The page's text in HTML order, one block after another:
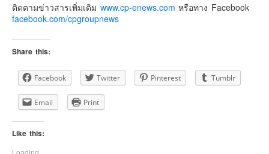
ติดตามข่าวสารเพิ่มเติม www.cp-enews.com หรือทาง Facebook
facebook.com/cpgroupnews
Share this:
Facebook Twitter Pinterest Tumblr
Email Print
Like this:
Loading...